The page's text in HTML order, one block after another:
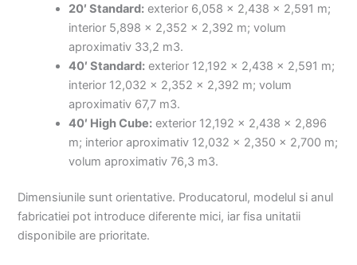
20′ Standard: exterior 6,058 x 2,438 x 2,591 m;
interior 5,898 x 2,352 x 2,392 m; volum
aproximativ 33,2 m3.
40′ Standard: exterior 12,192 x 2,438 x 2,591 m;
interior 12,032 x 2,352 x 2,392 m; volum
aproximativ 67,7 m3.
40′ High Cube: exterior 12,192 x 2,438 x 2,896
m; interior aproximativ 12,032 x 2,350 x 2,700 m;
volum aproximativ 76,3 m3.
Dimensiunile sunt orientative. Producatorul, modelul si anul
fabricatiei pot introduce diferente mici, iar fisa unitatii
disponibile are prioritate.